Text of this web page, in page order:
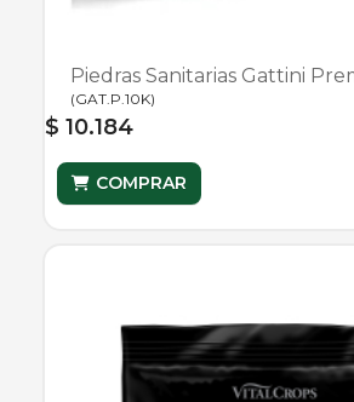
Piedras Sanitarias Gattini
(GAT.P.10K)
$ 10.184
COMPRAR